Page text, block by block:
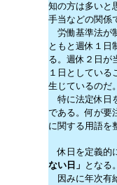
知の方は多いと
手当などの関係
労働基準法が
ともと週休１日
る。週休２日が
１日としている
生じているのだ。
特に法定休日
である。何が要
に関する用語を
休日を定義的
ない日」 となる。
因みに年次有